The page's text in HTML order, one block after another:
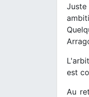
est
Au